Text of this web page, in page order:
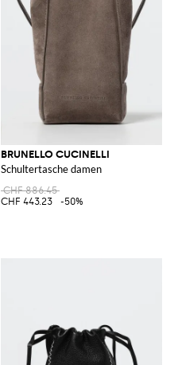
BRUNELLO CUCINELLI
Schultertasche damen
CHF 886.45
CHF 443.23
-50%